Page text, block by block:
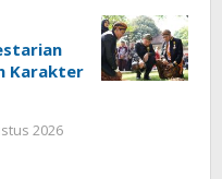
Karakter
2026